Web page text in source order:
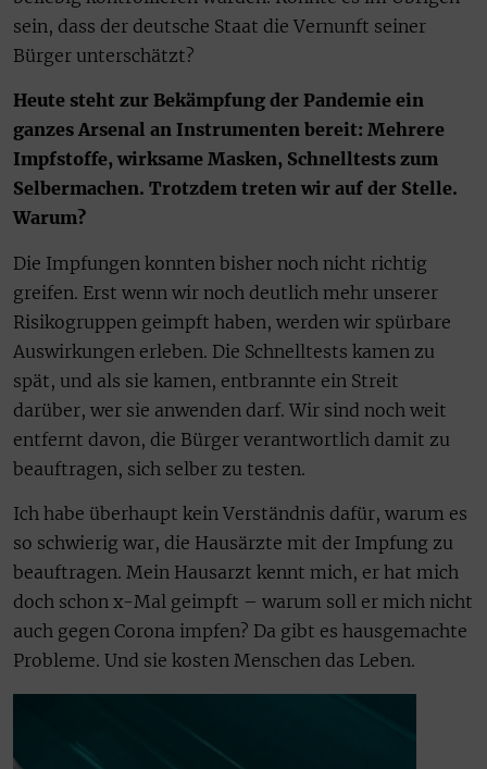
sein, dass der deutsche Staat die Vernunft seiner
Bürger unterschätzt?
Heute steht zur Bekämpfung der Pandemie ein
ganzes Arsenal an Instrumenten bereit: Mehrere
Impfstoffe, wirksame Masken, Schnelltests zum
Selbermachen. Trotzdem treten wir auf der Stelle.
Warum?
Die Impfungen konnten bisher noch nicht richtig
greifen. Erst wenn wir noch deutlich mehr unserer
Risikogruppen geimpft haben, werden wir spürbare
Auswirkungen erleben. Die Schnelltests kamen zu
spät, und als sie kamen, entbrannte ein Streit
darüber, wer sie anwenden darf. Wir sind noch weit
entfernt davon, die Bürger verantwortlich damit zu
beauftragen, sich selber zu testen.
Ich habe überhaupt kein Verständnis dafür, warum es
so schwierig war, die Hausärzte mit der Impfung zu
beauftragen. Mein Hausarzt kennt mich, er hat mich
doch schon x-Mal geimpft – warum soll er mich nicht
auch gegen Corona impfen? Da gibt es hausgemachte
Probleme. Und sie kosten Menschen das Leben.